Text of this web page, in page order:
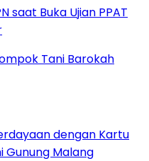
saat Buka Ujian PPAT
dengan Kartu
Gunung Malang